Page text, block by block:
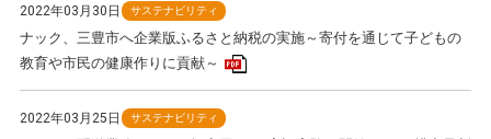
2022年03月30日 サステナビリティ
ナック、三豊市へ企業版ふるさと納税の実施～寄付を通じて子どもの
教育や市民の健康作りに貢献～
2022年03月25日 サステナビリティ